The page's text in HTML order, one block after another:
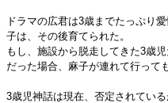
ドラマの広君は3歳までたっぷり
子は、その後育てられた。
もし、施設から脱走してきた3歳
だった場合、麻子が連れて行って
3歳児神話は現在、否定されてい